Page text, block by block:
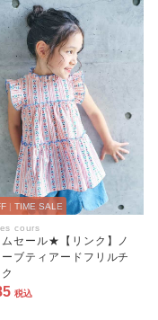
TIME SALE
cours
セール★【リンク】ノ
ブティアードフリルチ
税込